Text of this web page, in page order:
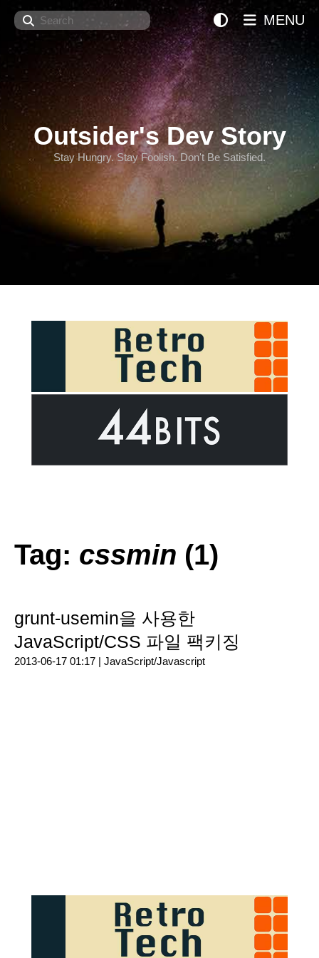
Search
Outsider's Dev Story
Stay Hungry. Stay Foolish. Don't Be Satisfied.
MENU
Tag: cssmin (1)
grunt-usemin을 사용한
JavaScript/CSS 파일 팩키징
2013-06-17 01:17 | JavaScript/Javascript